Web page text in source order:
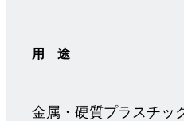
用 途
金属・硬質プラスチッ